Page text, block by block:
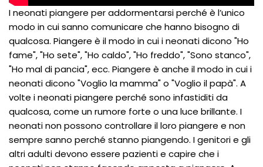
I neonati piangere per addormentarsi perché è l’unico
modo in cui sanno comunicare che hanno bisogno di
qualcosa. Piangere è il modo in cui i neonati dicono "Ho
fame", "Ho sete", "Ho caldo", "Ho freddo", "Sono stanco",
"Ho mal di pancia", ecc. Piangere è anche il modo in cui i
neonati dicono "Voglio la mamma" o "Voglio il papà". A
volte i neonati piangere perché sono infastiditi da
qualcosa, come un rumore forte o una luce brillante. I
neonati non possono controllare il loro piangere e non
sempre sanno perché stanno piangendo. I genitori e gli
altri adulti devono essere pazienti e capire che i